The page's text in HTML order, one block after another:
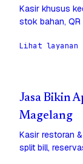
Kasir khusus
stok bahan,
Lihat layanan
Jasa Bikin
Magelang
Kasir restoran
split bill,